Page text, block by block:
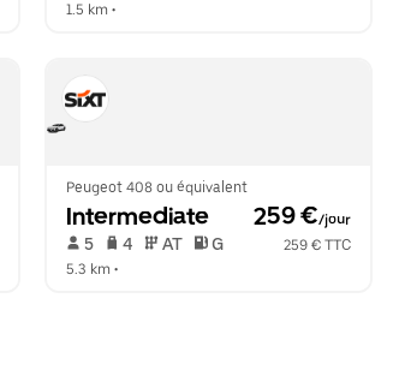
1.5 km •
Peugeot 408 ou équivalent
Intermediate 259 €/jour
5 4 AT G
259 € TTC
5.3 km •